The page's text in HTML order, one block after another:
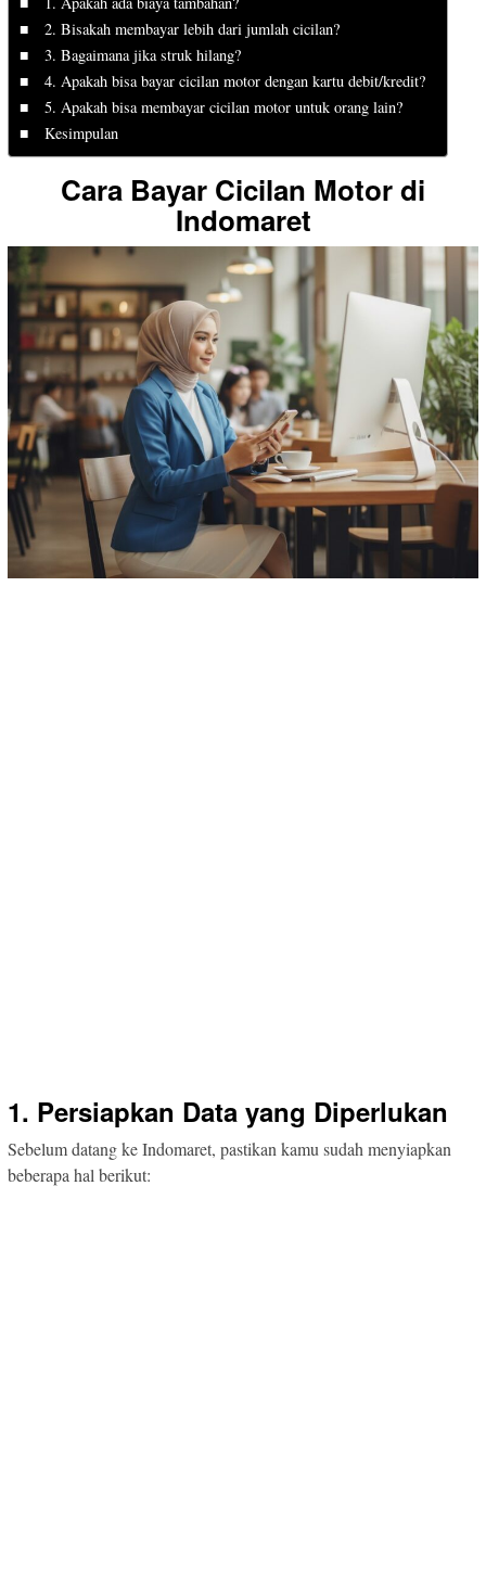
2. Bisakah membayar lebih dari jumlah cicilan?
3. Bagaimana jika struk hilang?
4. Apakah bisa bayar cicilan motor dengan kartu debit/kredit?
5. Apakah bisa membayar cicilan motor untuk orang lain?
Kesimpulan
Cara Bayar Cicilan Motor di
Indomaret
1. Persiapkan Data yang Diperlukan
Sebelum datang ke Indomaret, pastikan kamu sudah menyiapkan
beberapa hal berikut: